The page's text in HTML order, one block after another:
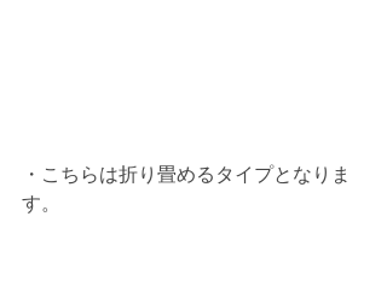
・こちらは折り畳めるタイプとなりま
す。